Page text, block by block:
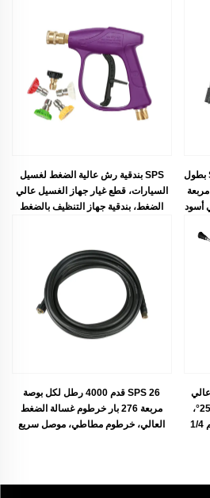
SPS بندقية رش عالية الضغط لغسيل
السيارات، قطع غيار جهاز الغسيل عالي
الضغط، بندقية جهاز التنظيف بالضغط
خرطوم غسالة الضغط العالي SPS بطول
مربعة
أسود
SPS 26 قدم 4000 رطل لكل بوصة
مربعة 276 بار خرطوم غسالة الضغط
العالي، خرطوم مطاطي، موصل سريع
الضغط على شكل مروحة بزاوية 25°،
طوله 120 سم، قابس سريع بحجم 1/4